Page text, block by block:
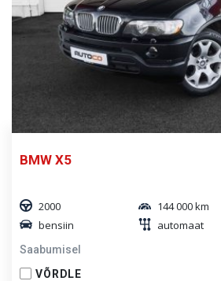
BMW X5
2000
144 000 km
bensiin
automaat
Saabumisel
VÕRDLE